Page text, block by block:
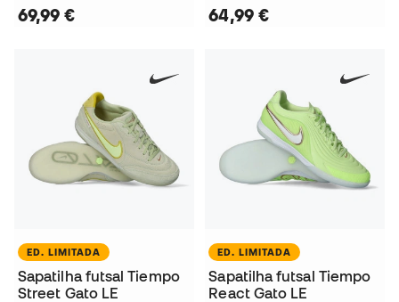
69,99 € 64,99 €
ED. LIMITADA
Sapatilha futsal Tiempo
Street Gato LE
ED. LIMITADA
Sapatilha futsal Tiempo
React Gato LE